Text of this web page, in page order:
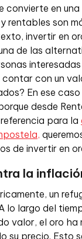
convierte en
rentables son
invertir en
de las
interesadas
contar con un
En ese
desde
para la
de invertir en
la
un
lo largo del
valor, el oro ha
su precio. Esto